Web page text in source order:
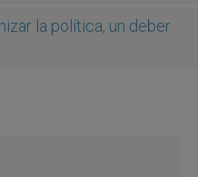
la política, un deber